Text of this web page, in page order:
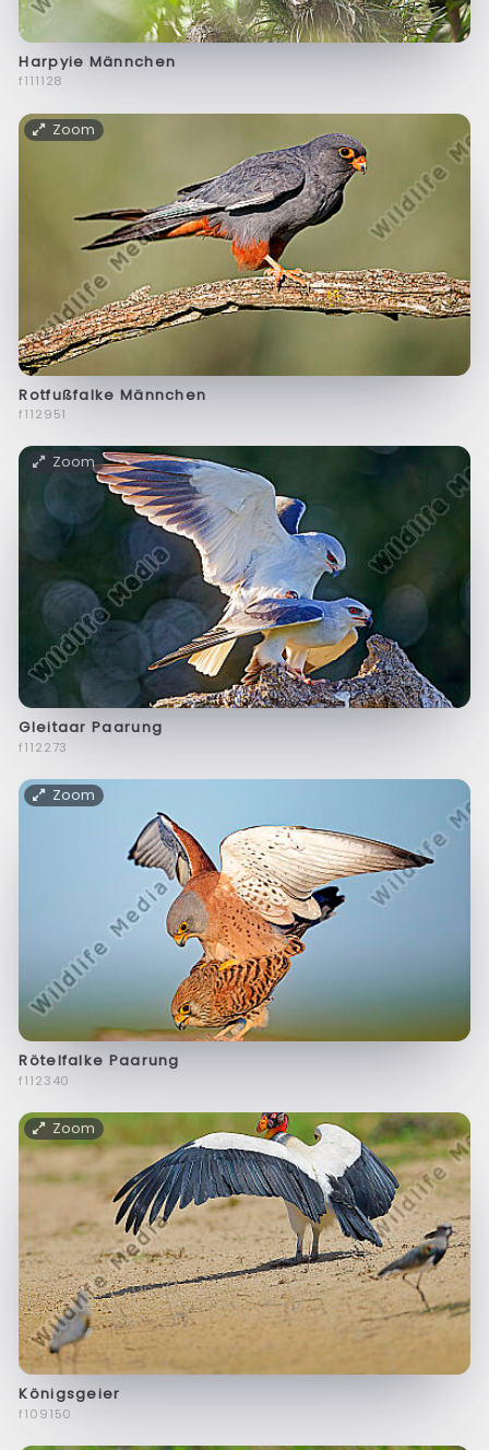
Harpyie Männchen
f111128
Zoom
Rotfußfalke Männchen
f112951
Zoom
Gleitaar Paarung
f112273
Zoom
Rötelfalke Paarung
f112340
Zoom
Königsgeier
f109150